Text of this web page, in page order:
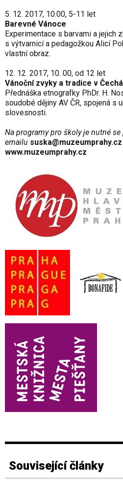
5. 12. 2017, 10.00, 5-11 let
Barevné Vánoce
Experimentace s barvami a jejich
s výtvarnicí a pedagožkou Alicí
vlastní obraz.
12. 12. 2017, 10. 00, od 12 let
Vánoční zvyky a tradice v
Přednáška etnografky PhDr. H.
soudobé dějiny AV ČR, spojená s
slovesnosti.
Na programy pro školy je nutné
emailu suska@muzeumprahy.cz
www.muzeumprahy.cz
Související články